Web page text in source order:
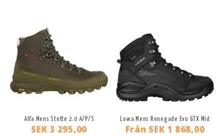
Alfa Mens Stette 2.0 A/P/S
SEK 3 295,00
Lowa Mens Renegade Evo GTX Mid
Från SEK 1 868,00